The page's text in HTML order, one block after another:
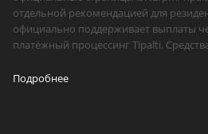
отдельной рекомендацией для
официально поддерживает выплаты
платёжный процессинг Tipalti.
Подробнее